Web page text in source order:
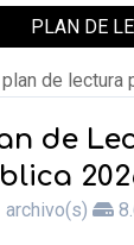
PLAN DE
de lectura
de
archivo(s)